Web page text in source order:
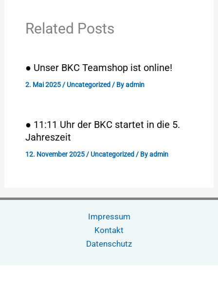
Related Posts
● Unser BKC Teamshop ist online!
2. Mai 2025 / Uncategorized/ Byadmin
● 11:11 Uhr der BKC startet in die 5.
Jahreszeit
12. November 2025 / Uncategorized/ Byadmin
Impressum
Kontakt
Datenschutz